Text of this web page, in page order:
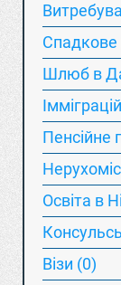
Спадкове
Шлюб в
Пенсійне
Освіта в
Візи (0)